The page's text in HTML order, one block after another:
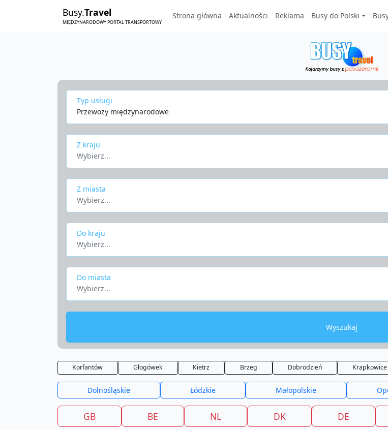
Busy.Travel
MIĘDZYNARODOWY PORTAL TRANSPORTOWY
Strona główna Aktualności Reklama Busy do Polski
Typ usługi
Przewozy międzynarodowe
Z kraju
Wybierz...
Z miasta
Wybierz...
Do kraju
Wybierz...
Do miasta
Wybierz...
Wyszukaj
Korfantów Głogówek Kietrz Brzeg Dobrodzień Krapkowice
Dolnośląskie Łódzkie Małopolskie
GB BE NL DK DE